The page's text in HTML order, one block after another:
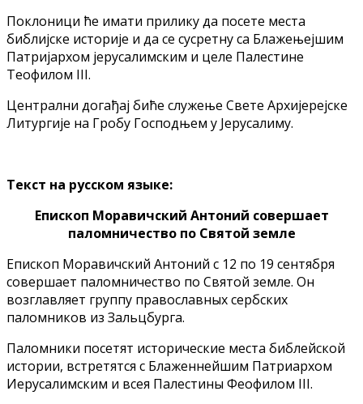
Поклоници ће имати прилику да посете места
библијске историје и да се сусретну са Блажењејшим
Патријархом јерусалимским и целе Палестине
Теофилом III.
Централни догађај биће служење Свете Архијерејске
Литургије на Гробу Господњем у Јерусалиму.
Текст на русском языке:
Епископ Моравичский Антоний совершает
паломничество по Святой земле
Епископ Моравичский Антоний с 12 по 19 сентября
совершает паломничество по Святой земле. Он
возглавляет группу православных сербских
паломников из Зальцбурга.
Паломники посетят исторические места библейской
истории, встретятся с Блаженнейшим Патриархом
Иерусалимским и всея Палестины Феофилом III.